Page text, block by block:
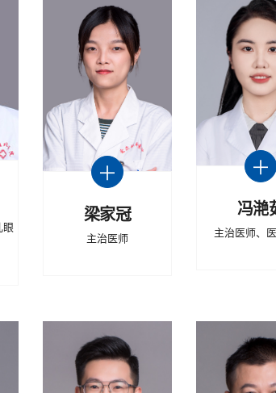
眼
梁家冠
主治医师
冯滟
主治医师、